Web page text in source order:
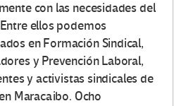
con las necesidades del
ellos podemos
en Formación Sindical,
y Prevención Laboral,
y activistas sindicales de
Maracaibo. Ocho